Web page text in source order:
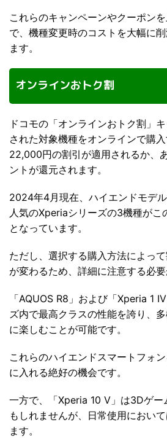
これらのキャンペーンやクーポン
で、機種変更時のコストを大幅に
ます。
オンラインおトク割
ドコモの「オンラインおトク割」
された対象機種をオンラインで購
22,000円の割引が適用されるか、
ントが還元されます。
2024年4月現在、ハイエンドモデル
人気のXperiaシリーズの3機種がこ
となっています。
ただし、選択する購入方法によっ
が変わるため、詳細に注意する必要
「AQUOS R8」および「Xperia 1
ズ内で最高クラスの性能を誇り、
に楽しむことが可能です。
これらのハイエンドスマートフォ
に入れる絶好の機会です。
一方で、「Xperia 10 V」は3Dゲー
もしれませんが、日常使用におい
ます。